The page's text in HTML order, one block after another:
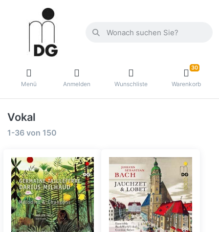
Menü Anmelden Wunschliste
30
Warenkorb
Vokal
1-36 von 150